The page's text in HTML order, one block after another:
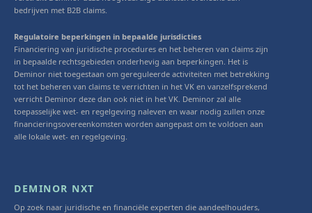
bedrijven met B2B claims.
Regulatoire beperkingen in bepaalde jurisdicties
Financiering van juridische procedures en het beheren van claims zijn
in bepaalde rechtsgebieden onderhevig aan beperkingen. Het is
Deminor niet toegestaan om gereguleerde activiteiten met betrekking
tot het beheren van claims te verrichten in het VK en vanzelfsprekend
verricht Deminor deze dan ook niet in het VK. Deminor zal alle
toepasselijke wet- en regelgeving naleven en waar nodig zullen onze
financieringsovereenkomsten worden aangepast om te voldoen aan
alle lokale wet- en regelgeving.
DEMINOR NXT
Op zoek naar juridische en financiële experten die aandeelhouders,